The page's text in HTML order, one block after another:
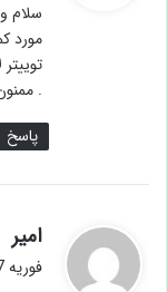
سلام
مورد
.
پاسخ
امیر
ف
فوریه 7, 2022 در 11:38 ق.ظ